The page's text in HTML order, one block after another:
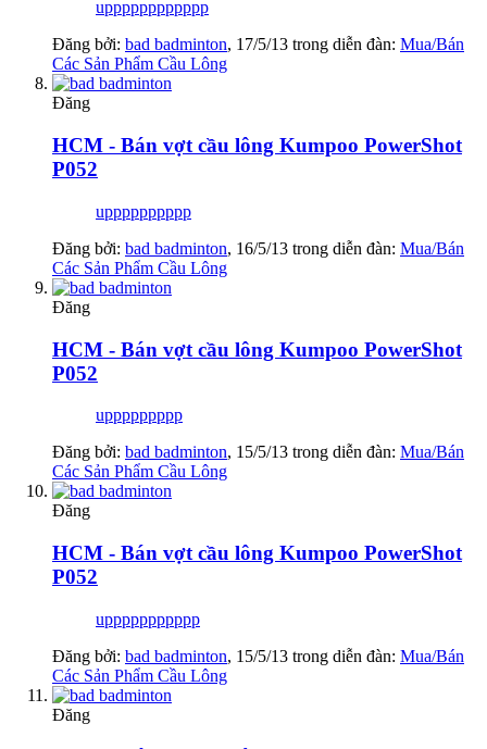
upppppppppppp
Đăng bởi: bad badminton, 17/5/13 trong diễn đàn: Mua/Bán
Các Sản Phẩm Cầu Lông
Đăng
HCM - Bán vợt cầu lông Kumpoo PowerShot
P052
upppppppppp
Đăng bởi: bad badminton, 16/5/13 trong diễn đàn: Mua/Bán
Các Sản Phẩm Cầu Lông
Đăng
HCM - Bán vợt cầu lông Kumpoo PowerShot
P052
uppppppppp
Đăng bởi: bad badminton, 15/5/13 trong diễn đàn: Mua/Bán
Các Sản Phẩm Cầu Lông
Đăng
HCM - Bán vợt cầu lông Kumpoo PowerShot
P052
uppppppppppp
Đăng bởi: bad badminton, 15/5/13 trong diễn đàn: Mua/Bán
Các Sản Phẩm Cầu Lông
Đăng